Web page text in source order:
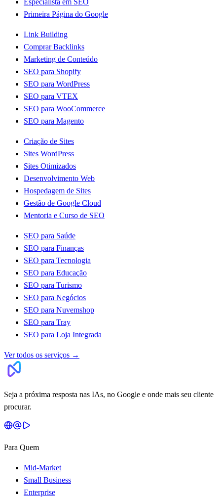
Primeira Página do Google
Link Building
Comprar Backlinks
Marketing de Conteúdo
SEO para Shopify
SEO para WordPress
SEO para VTEX
SEO para WooCommerce
SEO para Magento
Criação de Sites
Sites WordPress
Sites Otimizados
Desenvolvimento Web
Hospedagem de Sites
Gestão de Google Cloud
Mentoria e Curso de SEO
SEO para Saúde
SEO para Finanças
SEO para Tecnologia
SEO para Educação
SEO para Turismo
SEO para Negócios
SEO para Nuvemshop
SEO para Tray
SEO para Loja Integrada
Ver todos os serviços →
Seja a próxima resposta nas IAs, no Google e onde mais seu cliente
procurar.
Para Quem
Mid-Market
Small Business
Enterprise